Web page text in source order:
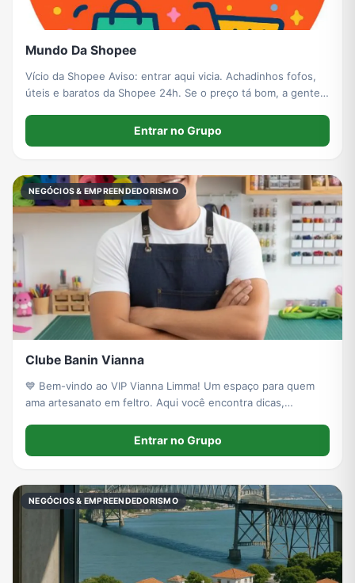
Mundo Da Shopee
Vício da Shopee Aviso: entrar aqui vicia. Achadinhos fofos,
úteis e baratos da Shopee 24h. Se o preço tá bom, a gente
Entrar no Grupo
NEGÓCIOS & EMPREENDEDORISMO
Clube Banin Vianna
💙 Bem-vindo ao VIP Vianna Limma! Um espaço para quem
ama artesanato em feltro. Aqui você encontra dicas,
e novidades em primeira mão. Faça parte dessa comunidade
criativa! 🧵✨
Entrar no Grupo
NEGÓCIOS & EMPREENDEDORISMO